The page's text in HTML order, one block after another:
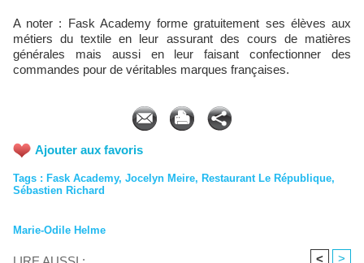
A noter : Fask Academy forme gratuitement ses élèves aux
métiers du textile en leur assurant des cours de matières
générales mais aussi en leur faisant confectionner des
commandes pour de véritables marques françaises.
Ajouter aux favoris
Tags : Fask Academy, Jocelyn Meire, Restaurant Le République,
Sébastien Richard
Marie-Odile Helme
< >